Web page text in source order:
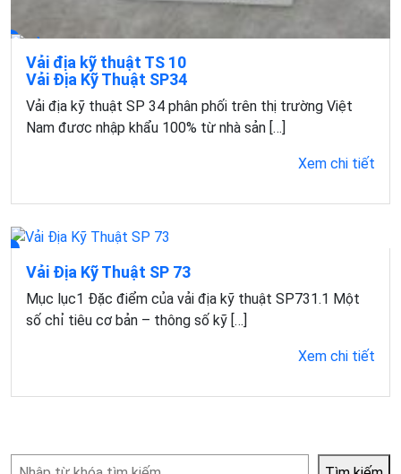
Vải địa kỹ thuật TS 10
Mục lục1 Đặc điểm của vải địa kỹ thuật TS 101.1 Một
số chỉ tiêu cơ bản của vải địa […]
Vải Địa Kỹ Thuật SP34
Vải địa kỹ thuật SP 34 phân phối trên thị trường Việt
Nam đươc nhập khẩu 100% từ nhà sản […]
Xem chi tiết
Vải Địa Kỹ Thuật SP 73
Mục lục1 Đặc điểm của vải địa kỹ thuật SP731.1 Một
số chỉ tiêu cơ bản – thông số kỹ […]
Xem chi tiết
Tìm